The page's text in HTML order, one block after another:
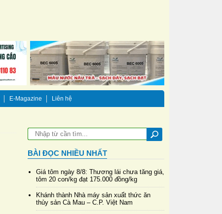
E-Magazine Liên hệ
BÀI ĐỌC NHIỀU NHẤT
Giá tôm ngày 8/8: Thương lái chưa tăng giá,
tôm 20 con/kg đạt 175.000 đồng/kg
Khánh thành Nhà máy sản xuất thức ăn
thủy sản Cà Mau – C.P. Việt Nam